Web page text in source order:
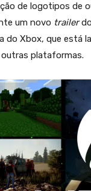
de logotipos
um novo trailer
do Xbox, que está
outras plataformas.